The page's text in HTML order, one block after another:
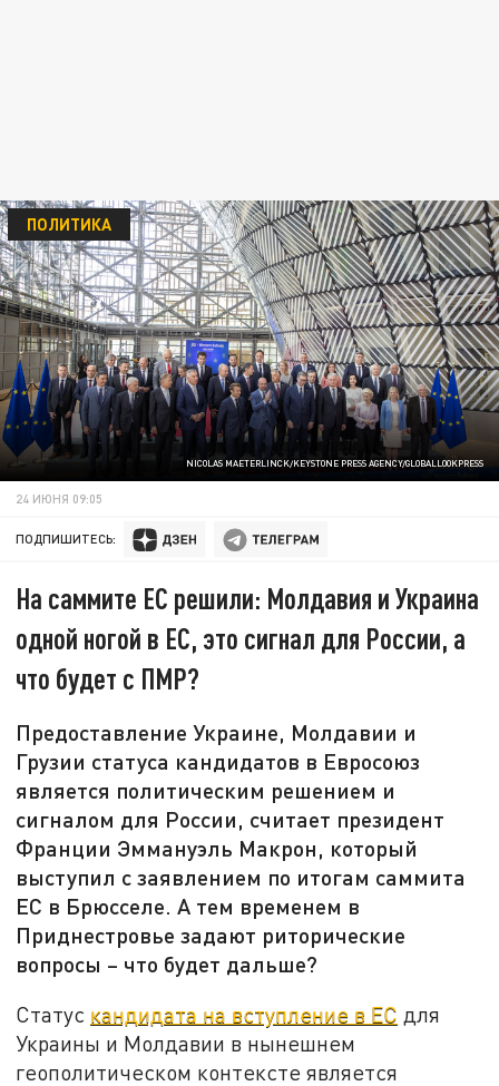
NICOLAS MAETERLINCK/KEYSTONE PRESS AGENCY/GLOBALLOOKPRESS
ПОЛИТИКА
24 ИЮНЯ 09:05
ПОДПИШИТЕСЬ:
На саммите ЕС решили: Молдавия и Украина
одной ногой в ЕС, это сигнал для России, а
что будет с ПМР?
Предоставление Украине, Молдавии и
Грузии статуса кандидатов в Евросоюз
является политическим решением и
сигналом для России, считает президент
Франции Эммануэль Макрон, который
выступил с заявлением по итогам саммита
ЕС в Брюсселе. А тем временем в
Приднестровье задают риторические
вопросы – что будет дальше?
Статус кандидата на вступление в ЕС для
Украины и Молдавии в нынешнем
геополитическом контексте является